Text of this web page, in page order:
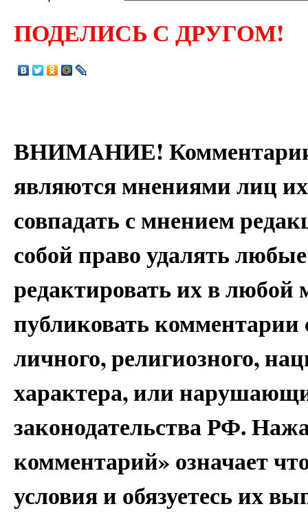
ПОДЕЛИСЬ С ДРУГОМ!
ВНИМАНИЕ! Комментарии
являются мнениями лиц
совпадать с мнением
собой право удалять
редактировать их в
публиковать
личного, религиозного,
характера, или
законодательства РФ.
комментарий» означает
условия и обязуетесь их